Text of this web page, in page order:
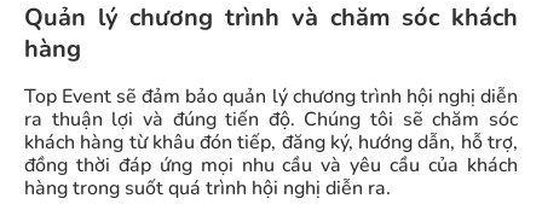
Quản lý chương trình và chăm sóc khách
hàng
Top Event sẽ đảm bảo quản lý chương trình hội nghị diễn
ra thuận lợi và đúng tiến độ. Chúng tôi sẽ chăm sóc
khách hàng từ khâu đón tiếp, đăng ký, hướng dẫn, hỗ trợ,
đồng thời đáp ứng mọi nhu cầu và yêu cầu của khách
hàng trong suốt quá trình hội nghị diễn ra.